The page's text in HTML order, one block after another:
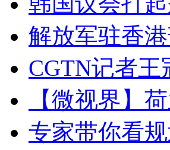
解放军驻香
CGTN记者王
【微视界】
专家带你看